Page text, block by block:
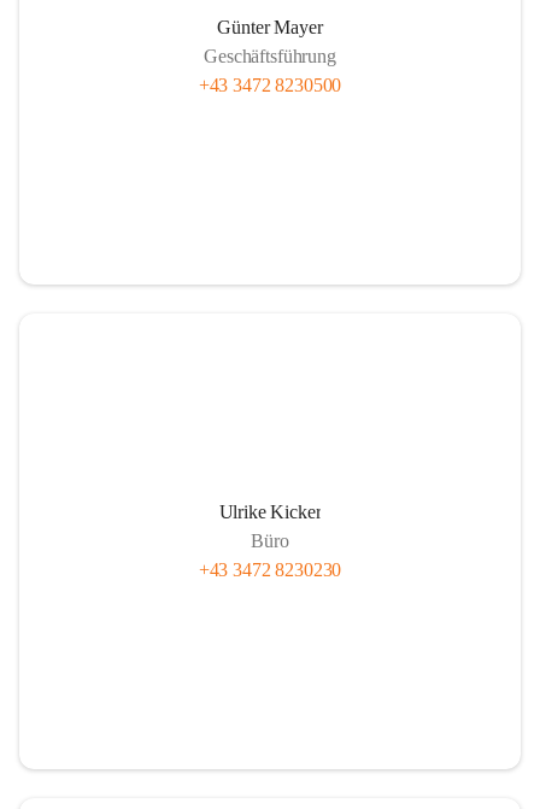
Günter Mayer
Geschäftsführung
+43 3472 8230500
Ulrike Kicker
Büro
+43 3472 8230230